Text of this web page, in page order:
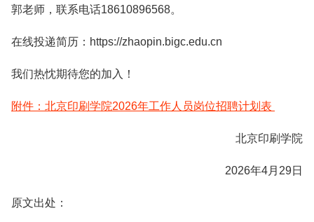
郭老师，联系电话18610896568。
在线投递简历：https://zhaopin.bigc.edu.cn
我们热忱期待您的加入！
附件：北京印刷学院2026年工作人员岗位招聘计划表
北京印刷学院
2026年4月29日
原文出处：